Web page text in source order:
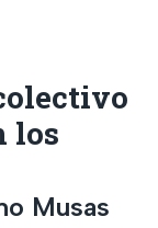
los
Musas